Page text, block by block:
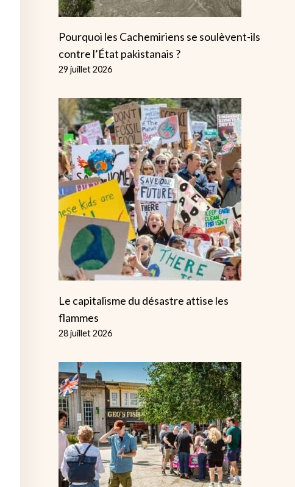
Pourquoi les Cachemiriens se soulèvent-ils
contre l’État pakistanais ?
29 juillet 2026
Le capitalisme du désastre attise les
flammes
28 juillet 2026